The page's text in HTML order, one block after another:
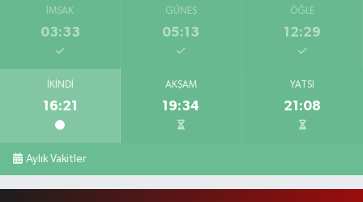
İMSAK
03:33
GÜNEŞ
05:13
ÖĞLE
12:29
İKINDI
16:21
AKŞAM
19:34
YATSI
21:08
Aylık Vakitler